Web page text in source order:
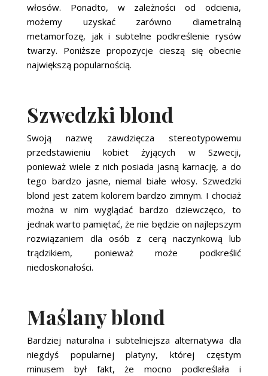
włosów. Ponadto, w zależności od odcienia,
możemy uzyskać zarówno diametralną
metamorfozę, jak i subtelne podkreślenie rysów
twarzy. Poniższe propozycje cieszą się obecnie
największą popularnością.
Szwedzki blond
Swoją nazwę zawdzięcza stereotypowemu
przedstawieniu kobiet żyjących w Szwecji,
ponieważ wiele z nich posiada jasną karnację, a do
tego bardzo jasne, niemal białe włosy. Szwedzki
blond jest zatem kolorem bardzo zimnym. I chociaż
można w nim wyglądać bardzo dziewczęco, to
jednak warto pamiętać, że nie będzie on najlepszym
rozwiązaniem dla osób z cerą naczynkową lub
trądzikiem, ponieważ może podkreślić
niedoskonałości.
Maślany blond
Bardziej naturalna i subtelniejsza alternatywa dla
niegdyś popularnej platyny, której częstym
minusem był fakt, że mocno podkreślała i